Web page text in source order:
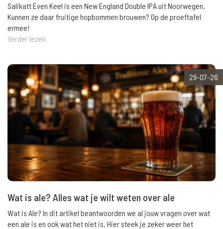
Salikatt Even Keel is een New England Double IPA uit Noorwegen.
Kunnen ze daar fruitige hopbommen brouwen? Op de proeftafel
ermee!
Verder lezen
29-07-26
Wat is ale? Alles wat je wilt weten over ale
Wat is Ale? In dit artikel beantwoorden we al jouw vragen over wat
een ale is en ook wat het niet is. Hier steek je zeker weer het